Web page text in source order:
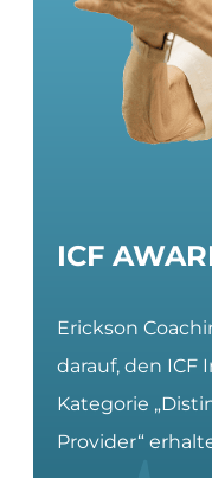
ICF
Erickson
darauf, den ICF
Kategorie
Provider“